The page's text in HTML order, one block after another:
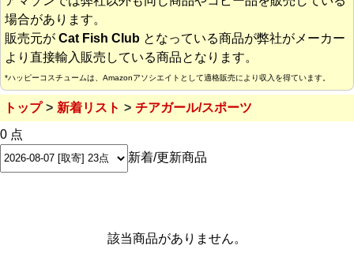
場合があります。
販売元が Cat Fish Club となっている商品が弊社がメーカー
より直接輸入販売している商品となります。
*ハッピーコスチュームは、Amazonアソシエイトとして適格販売により収入を得ています。
トップ 新着リスト
チアガール/スポーツ
0 点
新着/更新商品
該当商品がありません。